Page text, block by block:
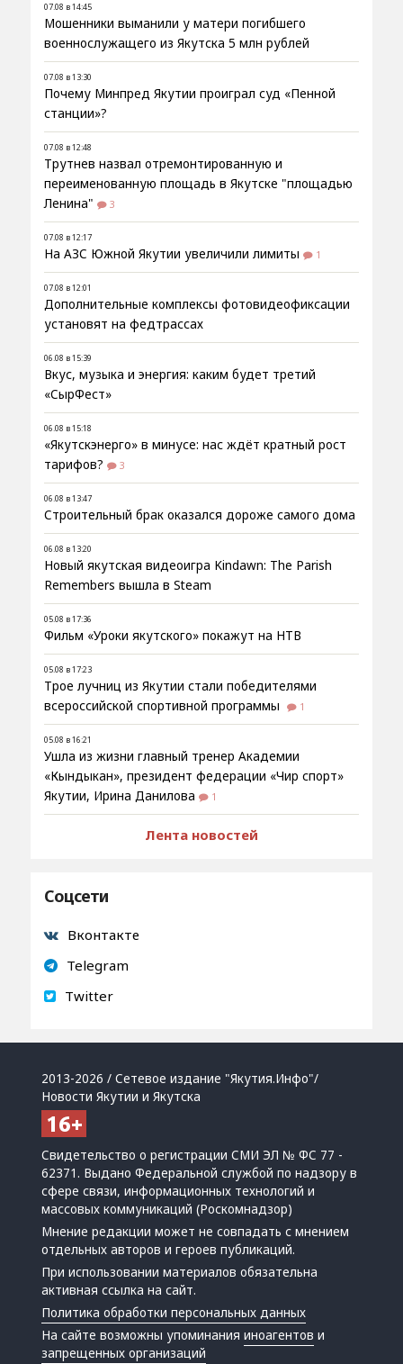
07.08 в 14:45
Мошенники выманили у матери погибшего
военнослужащего из Якутска 5 млн рублей
07.08 в 13:30
Почему Минпред Якутии проиграл суд «Пенной
станции»?
07.08 в 12:48
Трутнев назвал отремонтированную и
переименованную площадь в Якутске "площадью
Ленина"
3
07.08 в 12:17
На АЗС Южной Якутии увеличили лимиты 1
07.08 в 12:01
Дополнительные комплексы фотовидеофиксации
установят на федтрассах
06.08 в 15:39
Вкус, музыка и энергия: каким будет третий
«СырФест»
06.08 в 15:18
«Якутскэнерго» в минусе: нас ждёт кратный рост
тарифов?
3
06.08 в 13:47
Строительный брак оказался дороже самого дома
06.08 в 13:20
Новый якутская видеоигра Kindawn: The Parish
Remembers вышла в Steam
05.08 в 17:36
Фильм «Уроки якутского» покажут на НТВ
05.08 в 17:23
Трое лучниц из Якутии стали победителями
всероссийской спортивной программы
1
05.08 в 16:21
Ушла из жизни главный тренер Академии
«Кындыкан», президент федерации «Чир спорт»
Якутии, Ирина Данилова
1
Лента новостей
Соцсети
Вконтакте
Telegram
Twitter
2013-2026 / Сетевое издание "Якутия.Инфо"/
Новости Якутии и Якутска
Свидетельство о регистрации СМИ ЭЛ № ФС 77 -
62371. Выдано Федеральной службой по надзору в
сфере связи, информационных технологий и
массовых коммуникаций (Роскомнадзор)
Мнение редакции может не совпадать с мнением
отдельных авторов и героев публикаций.
При использовании материалов обязательна
активная ссылка на сайт.
Политика обработки персональных данных
На сайте возможны упоминанияиноагентов и
запрещенных организаций